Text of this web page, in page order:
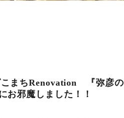
こまちRenovation 『弥彦の
お邪魔しました！！